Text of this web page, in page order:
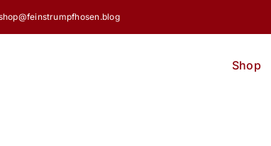
Shop